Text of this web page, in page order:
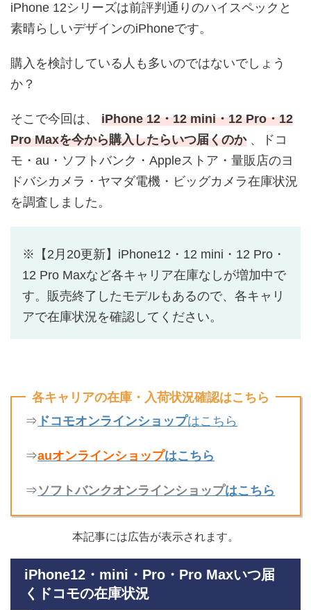
iPhone 12シリーズは前評判通りのハイスペックと
素晴らしいデザインのiPhoneです。
購入を検討している人も多いのではないでしょう
か？
そこで今回は、
iPhone 12・12 mini・12 Pro・12
Pro Maxを今から購入したらいつ届くのか、ドコ
モ・au・ソフトバンク・Appleストア・量販店のヨ
ドバシカメラ・ヤマダ電機・ビッグカメラ在庫状況
を調査しました。
※【2月20更新】iPhone12・12 mini・12 Pro・
12 Pro Maxなど各キャリア在庫なしが増加中で
す。販売終了したモデルもあるので、各キャリ
アで在庫状況を確認してください。
各キャリアの在庫・入荷状況確認はこちら
⇒ ドコモオンラインショップはこちら
⇒auオンラインショップはこちら
⇒ソフトバンクオンラインショップはこちら
本記事には広告が表示されます。
iPhone12・mini・Pro・Pro Maxいつ届
くドコモの在庫状況